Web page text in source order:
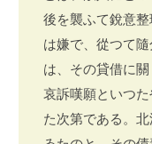
後を襲ふて銳意
は嫌で、從つて
は、その貸借に
哀訴嘆願といつ
た次第である。